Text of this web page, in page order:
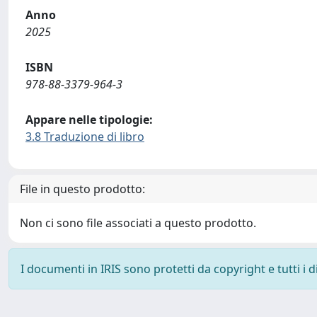
Anno
2025
ISBN
978-88-3379-964-3
Appare nelle tipologie:
3.8 Traduzione di libro
File in questo prodotto:
Non ci sono file associati a questo prodotto.
I documenti in IRIS sono protetti da copyright e tutti i